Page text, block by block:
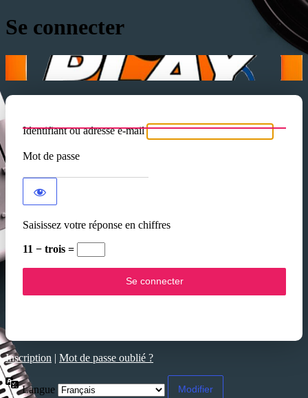
Se connecter
Identifiant ou adresse e-mail
Mot de passe
Saisissez votre réponse en chiffres
11 − trois =
Inscription | Mot de passe oublié ?
Langue